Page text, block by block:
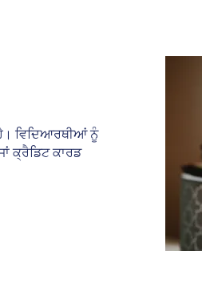
ਵਿਦਿਆਰਥੀਆਂ ਨੂੰ
ਕ੍ਰੈਡਿਟ ਕਾਰਡ